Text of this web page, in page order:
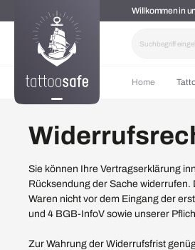
Zur Hauptnavigation springen
Willkommen in
Home
Sie können Ihre Vertragserklärung
Rücksendung der Sache
Waren nicht vor dem Eingang der
und 4 BGB-InfoV sowie unserer
Zur Wahrung der Widerrufsfrist